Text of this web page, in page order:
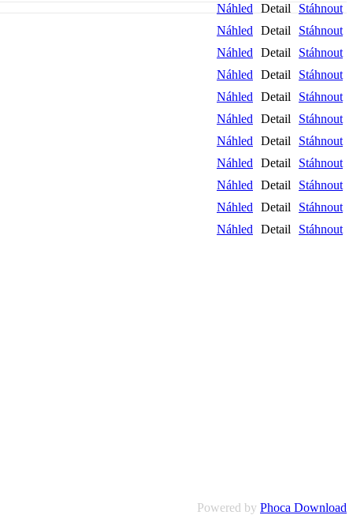
Stáhnout
Detail
Náhled
Stáhnout
Detail
Náhled
Stáhnout
Detail
Náhled
Stáhnout
Detail
Náhled
Stáhnout
Detail
Náhled
Stáhnout
Detail
Náhled
Stáhnout
Detail
Náhled
Stáhnout
Detail
Náhled
Stáhnout
Detail
Náhled
Stáhnout
Detail
Náhled
Stáhnout
Detail
Náhled
Powered by Phoca Download